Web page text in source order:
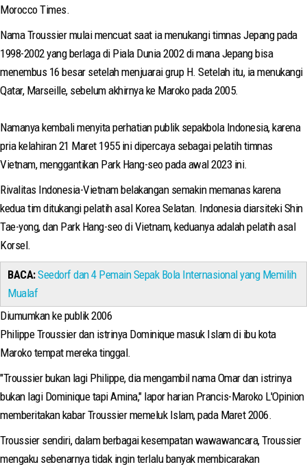
Morocco Times.
Nama Troussier mulai mencuat saat ia menukangi timnas Jepang pada
1998-2002 yang berlaga di Piala Dunia 2002 di mana Jepang bisa
menembus 16 besar setelah menjuarai grup H. Setelah itu, ia menukangi
Qatar, Marseille, sebelum akhirnya ke Maroko pada 2005.
Namanya kembali menyita perhatian publik sepakbola Indonesia, karena
pria kelahiran 21 Maret 1955 ini dipercaya sebagai pelatih timnas
Vietnam, menggantikan Park Hang-seo pada awal 2023 ini.
Rivalitas Indonesia-Vietnam belakangan semakin memanas karena
kedua tim ditukangi pelatih asal Korea Selatan. Indonesia diarsiteki Shin
Tae-yong, dan Park Hang-seo di Vietnam, keduanya adalah pelatih asal
Korsel.
BACA:Seedorf dan 4 Pemain Sepak Bola Internasional yang Memilih
Mualaf
Diumumkan ke publik 2006
Philippe Troussier dan istrinya Dominique masuk Islam di ibu kota
Maroko tempat mereka tinggal.
"Troussier bukan lagi Philippe, dia mengambil nama Omar dan istrinya
bukan lagi Dominique tapi Amina," lapor harian Prancis-Maroko L'Opinion
memberitakan kabar Troussier memeluk Islam, pada Maret 2006.
Troussier sendiri, dalam berbagai kesempatan wawawancara, Troussier
mengaku sebenarnya tidak ingin terlalu banyak membicarakan